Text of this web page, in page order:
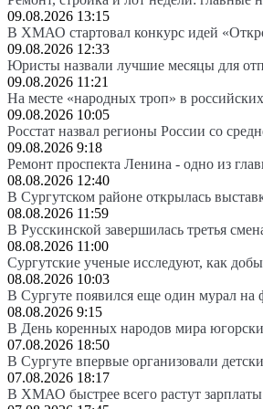
09.08.2026 13:15
В ХМАО стартовал конкурс идей
09.08.2026 12:33
Юристы назвали лучшие месяцы для
09.08.2026 11:21
На месте «народных троп» в
09.08.2026 10:05
Росстат назвал регионы России со
09.08.2026 9:18
Ремонт проспекта Ленина - одно из
08.08.2026 12:40
В Сургутском районе открылась
08.08.2026 11:59
В Русскинской завершилась третья
08.08.2026 11:00
Сургутские ученые исследуют, как
08.08.2026 10:03
В Сургуте появился еще один мурал на
08.08.2026 9:15
В День коренных народов мира
07.08.2026 18:50
В Сургуте впервые организовали
07.08.2026 18:17
В ХМАО быстрее всего растут